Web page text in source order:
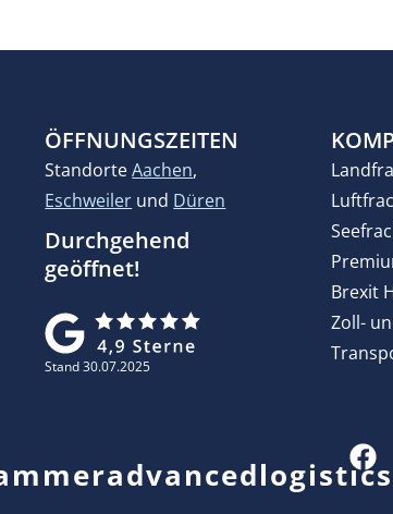
ÖFFNUNGSZEITEN
StandorteAachen,
Eschweiler und Düren
Durchgehend
geöffnet!
Stand 30.07.2025
Brexit
Zoll-